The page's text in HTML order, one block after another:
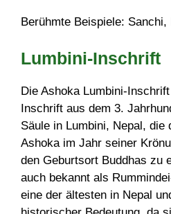
Berühmte Beispiele: Sanchi,
Lumbini-Inschrift
Die Ashoka Lumbini-
Inschrift aus dem 3.
Säule in Lumbini, Nepal, die
Ashoka im Jahr seiner
den Geburtsort Buddhas zu
auch bekannt als
eine der ältesten in Nepal